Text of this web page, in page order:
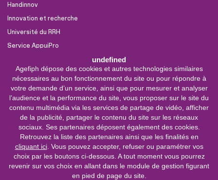
undefined
Agefiph dépose des cookies et autres technologies similaires
nécessaires au bon fonctionnement du site ou pour répondre à
votre demande d’un service, ainsi que pour mesurer et analyser
l’audience et la performance du site, vous proposer sur le site du
contenu multimédia via les services de partage de vidéo, afficher
de la publicité, partager le contenu du site sur les réseaux
sociaux. Ses partenaires déposent également des cookies.
Retrouvez la liste des partenaires ainsi que les finalités en
cliquant ici. Vous pouvez accepter, refuser ou paramétrer vos
choix par les boutons ci-dessous. A tout moment vous pourrez
revenir sur vos choix en allant dans le module de gestion figurant
en pied de page du site.
Handinnov
Innovation et recherche
Université du RRH
Service AppuiPro
Nous suivre
Youtube
Linkedin
Facebook
0 800 11 10 09
Service &
appel gratuits